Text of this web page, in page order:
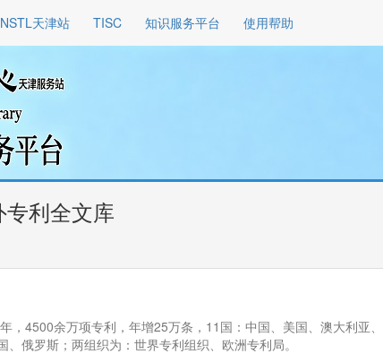
NSTL天津站 TISC 知识服务平台 使用帮助
利全文库
，4500余万项专利，年增25万条，11国：中国、美国、澳大利亚
、俄罗斯；两组织为：世界专利组织、欧洲专利局。